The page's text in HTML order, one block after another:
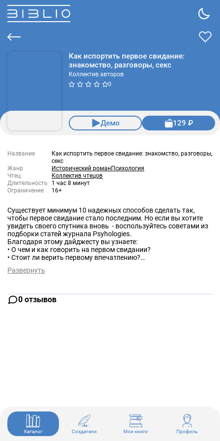
Как испортить первое свидание:
знакомство, разговоры, секс
Коллектив авторов
0
Демо 129 ₽
Название
Как испортить первое свидание: знакомство, разговоры,
секс
Жанр
Исторический роман Психология
Чтец
Коллектив чтецов
Длительность
1 час 8 минут
Ограничение
16+
Существует минимум 10 надежных способов сделать так,
чтобы первое свидание стало последним. Но если вы хотите
увидеть своего спутника вновь - воспользуйтесь советами из
подборки статей журнала Psyhologies.
Благодаря этому дайджесту вы узнаете:
• О чем и как говорить на первом свидании?
• Стоит ли верить первому впечатлению?
• Как понять, что он(а) вам подходит?
Развернуть
0 отзывов
Каталог Создатели Мои книги Профиль